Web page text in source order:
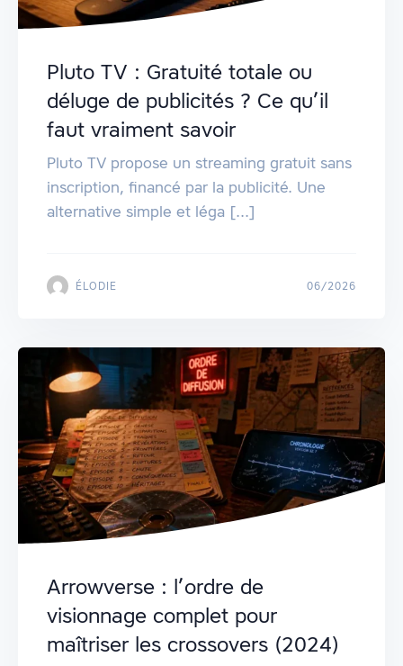
Pluto TV : Gratuité totale ou
déluge de publicités ? Ce qu’il
faut vraiment savoir
Pluto TV propose un streaming gratuit sans
inscription, financé par la publicité. Une
alternative simple et léga [...]
ÉLODIE 06/2026
Arrowverse : l’ordre de
visionnage complet pour
maîtriser les crossovers (2024)